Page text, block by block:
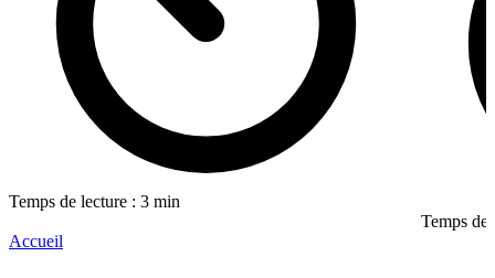
Temps de lecture : 3 min
Temps de
Accueil